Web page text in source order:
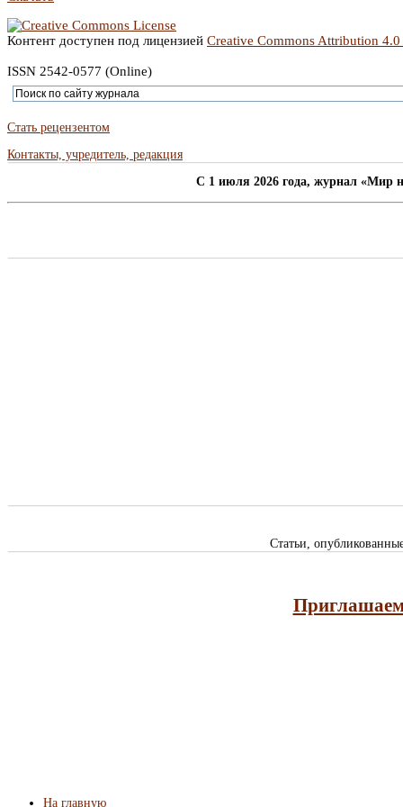
Контент доступен под лицензией Creative Commons Attribution 4.0
ISSN 2542-0577 (Online)
Стать рецензентом
Контакты, учредитель, редакция
C 1 июля 2026 года, журнал «Мир
Статьи,
Приглашаем
На главную